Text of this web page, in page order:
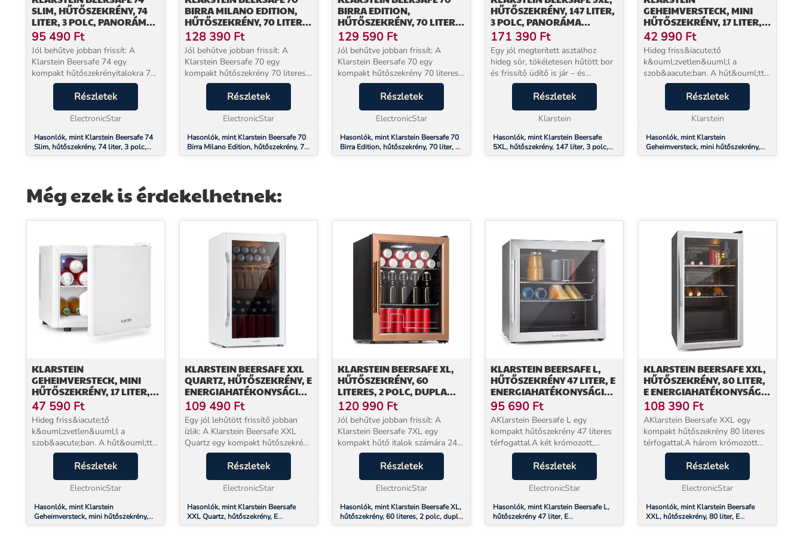
SLIM, HŰTŐSZEKRÉNY, 74
LITER, 3 POLC, PANORÁMÁS
ÜVEGAJTÓ
95 490 Ft
Jól behűtve jobban frissít: A
Klarstein Beersafe 74 egy
kompakt hűtőszekrényitalokra 74
literes kapacitással.A három
fémhálós polc rengeteg helyet
kínál az ételeknek és italoknak A
dupla szigetelésű p...
Részletek
ElectronicStar
Hasonlók, mint Klarstein Beersafe 74
Slim, hűtőszekrény, 74 liter, 3 polc,
panorámás üvegajtó
BIRRA MILANO EDITION,
HŰTŐSZEKRÉNY, 70 LITER, 3
POLC, PANORÁMA
ÜVEGAJTÓ,
ROZSDAMENTES ACÉL
128 390 Ft
Jól behűtve jobban frissít: A
Klarstein Beersafe 70 egy
kompakt hűtőszekrény 70 literes
kapacitással. A csillogó Birra
Milano kiadásban stílusos
sörtémájú nyomtatással frissíti fel
környezetét, és ext...
Részletek
ElectronicStar
Hasonlók, mint Klarstein Beersafe 70
Birra Milano Edition, hűtőszekrény, 70
liter, 3 polc, panoráma üvegajtó,
BIRRA EDITION,
HŰTŐSZEKRÉNY, 70 LITER, 3
POLC, PANORÁMA
ÜVEGAJTÓ,
ROZSDAMENTES ACÉL
129 590 Ft
Jól behűtve jobban frissít: A
Klarstein Beersafe 70 egy
kompakt hűtőszekrény 70 literes
kapacitással. A csillogó Birra
kiadásban stílusos sörtémájú
nyomtatással frissíti fel
környezetét, és extra pezs...
Részletek
ElectronicStar
Hasonlók, mint Klarstein Beersafe 70
Birra Edition, hűtőszekrény, 70 liter, 3
polc, panoráma üvegajtó,
HŰTŐSZEKRÉNY, 147 LITER,
3 POLC, PANORÁMA
ÜVEGAJTÓ,
ROZSDAMENTES ACÉL
171 390 Ft
Egy jól megterített asztalhoz
hideg sör, tökéletesen hűtött bor
és frissítő üdítő is jár – és
mindegyik pontosan olyan
hőmérsékleten, ahogy a legjobb.
A Klarstein Beersafe 5XL italos
hűtő azoknak kész...
Részletek
Klarstein
Hasonlók, mint Klarstein Beersafe
5XL, hűtőszekrény, 147 liter, 3 polc,
panoráma üvegajtó, rozsdamentes
GEHEIMVERSTECK, MINI
HŰTŐSZEKRÉNY, 17 LITER, 2
SZINT, 26 DB,
TERMOELEKTROMOS
42 990 Ft
Hideg friss&iacute;tő
k&ouml;zvetlen&uuml;l a
szob&aacute;ban. A hűt&ouml;tt
italok &eacute;s friss&iacute;tők
kedvelőinek a
r&eacute;sz&eacute;re megfelelő
seg&iacute;tő a mindig
Részletek
Klarstein
Hasonlók, mint Klarstein
Geheimversteck, mini hűtőszekrény,
17 liter, 2 szint, 26 dB,
Még ezek is érdekelhetnek:
KLARSTEIN
GEHEIMVERSTECK, MINI
HŰTŐSZEKRÉNY, 17 LITER, 2
SZINT, 26 DB,
TERMOELEKTROMOS
47 590 Ft
Hideg friss&iacute;tő
k&ouml;zvetlen&uuml;l a
szob&aacute;ban. A hűt&ouml;tt
italok &eacute;s friss&iacute;tők
kedvelőinek a
r&eacute;sz&eacute;re megfelelő
seg&iacute;tő a mindig
Részletek
ElectronicStar
Hasonlók, mint Klarstein
Geheimversteck, mini hűtőszekrény,
17 liter, 2 szint, 26 dB,
KLARSTEIN BEERSAFE XXL
QUARTZ, HŰTŐSZEKRÉNY, E
ENERGIAHATÉKONYSÁGI
OSZTÁLY, LED, 3 FÉM POLC,
PANORÁMA ÜVEGAJTÓ
109 490 Ft
Egy jól lehűtött frissítő jobban
ízlik: A Klarstein Beersafe XXL
Quartz egy kompakt hűtőszekrény
80 literes kapacitással.A három
krómozott fémpolc bőséges
helyet biztosít az ételek és italok
Részletek
ElectronicStar
Hasonlók, mint Klarstein Beersafe
XXL Quartz, hűtőszekrény, E
energiahatékonysági osztály, LED, 3
KLARSTEIN BEERSAFE XL,
HŰTŐSZEKRÉNY, 60
LITERES, 2 POLC, DUPLA
HŐSZIGETELT
PANORÁMAAJTÓ,
ROZSDAMENTES ACÉL
120 990 Ft
Jól behűtve jobban frissít: A
Klarstein Beersafe 7XL egy
kompakt hűtő italok számára 242
literes kapacitással.A két
krómozott fém polc bőséges
helyet biztosít az ételeknek és
italoknak. A panoráma üve...
Részletek
ElectronicStar
Hasonlók, mint Klarstein Beersafe XL,
hűtőszekrény, 60 literes, 2 polc, dupla
hőszigetelt panorámaajtó,
KLARSTEIN BEERSAFE L,
HŰTŐSZEKRÉNY 47 LITER, E
ENERGIAHATÉKONYSÁGI
OSZTÁLY, ÜVEGAJTÓ,
ROZSDAMENTES ACÉL
95 690 Ft
AKlarstein Beersafe L egy
kompakt hűtőszekrény 47 literes
térfogattal.A két krómozott,
fémből készült, kihúzható polccal
felszerelt hűtőszekrény bőséges
helyet kínál a palackok és
dobozos italok számá...
Részletek
ElectronicStar
Hasonlók, mint Klarstein Beersafe L,
hűtőszekrény 47 liter, E
energiahatékonysági osztály, üvegajtó,
KLARSTEIN BEERSAFE XXL,
HŰTŐSZEKRÉNY, 80 LITER,
E ENERGIAHATÉKONYSÁGI
OSZTÁLY, PANORÁMA
ÜVEGAJTÓ
108 390 Ft
AKlarstein Beersafe XXL egy
kompakt hűtőszekrény 80 literes
térfogattal.A három krómozott
polccal felszerelt hűtőszekrény
rengeteg helyet kínál a palackok
és tároló dobozok
tárolására.Kompakt méretein...
Részletek
ElectronicStar
Hasonlók, mint Klarstein Beersafe
XXL, hűtőszekrény, 80 liter, E
energiahatékonysági osztály,